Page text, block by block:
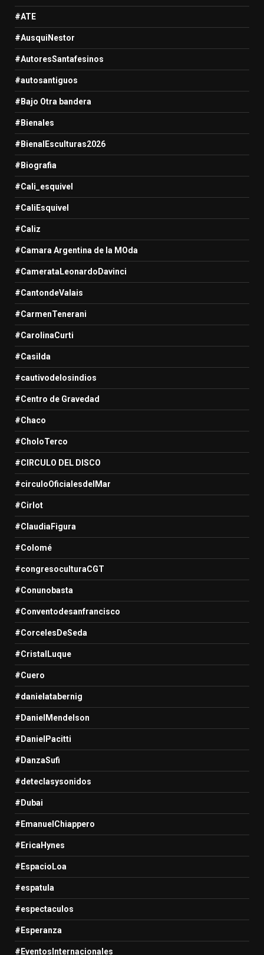
#ATE
#AusquiNestor
#AutoresSantafesinos
#autosantiguos
#Bajo Otra bandera
#Bienales
#BienalEsculturas2026
#Biografia
#Cali_esquivel
#CaliEsquivel
#Caliz
#Camara Argentina de la MOda
#CamerataLeonardoDavinci
#CantondeValais
#CarmenTenerani
#CarolinaCurti
#Casilda
#cautivodelosindios
#Centro de Gravedad
#Chaco
#CholoTerco
#CIRCULO DEL DISCO
#circuloOficialesdelMar
#Cirlot
#ClaudiaFigura
#Colomé
#congresoculturaCGT
#Conunobasta
#Conventodesanfrancisco
#CorcelesDeSeda
#CristalLuque
#Cuero
#danielatabernig
#DanielMendelson
#DanielPacitti
#DanzaSufi
#deteclasysonidos
#Dubai
#EmanuelChiappero
#EricaHynes
#EspacioLoa
#espatula
#espectaculos
#Esperanza
#EventosInternacionales